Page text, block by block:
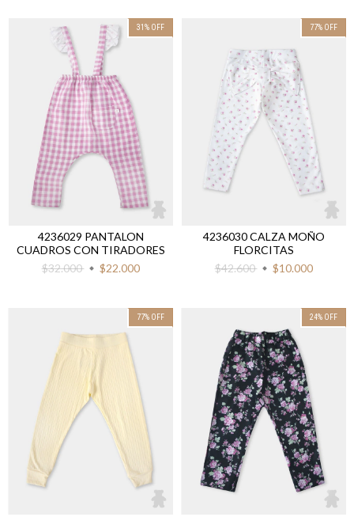
31 % OFF
4236029 PANTALON
CUADROS CON TIRADORES
$32.000
$22.000
77% OFF
4236030 CALZA MOÑO
FLORCITAS
$42.600
$10.000
77% OFF 24% OFF